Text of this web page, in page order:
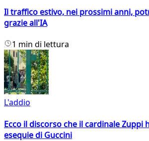
Il traffico estivo, nei prossimi anni,
grazie all'IA
1 min di lettura
L'addio
Ecco il discorso che il cardinale Zuppi
esequie di Guccini